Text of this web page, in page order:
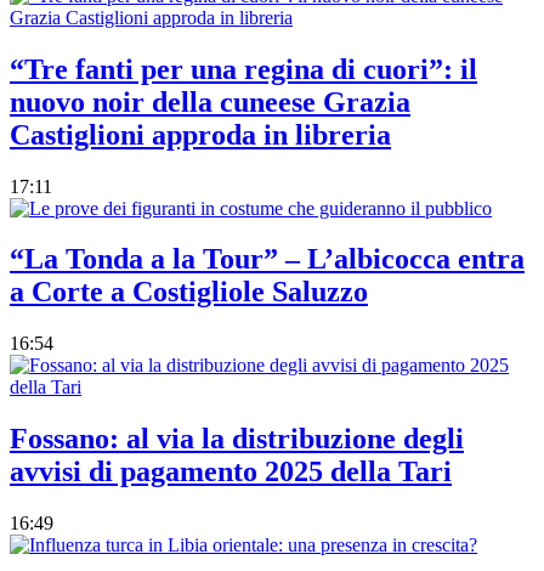
“Tre fanti per una regina di cuori”: il
nuovo noir della cuneese Grazia
Castiglioni approda in libreria
17:11
“La Tonda a la Tour” – L’albicocca entra
a Corte a Costigliole Saluzzo
16:54
Fossano: al via la distribuzione degli
avvisi di pagamento 2025 della Tari
16:49